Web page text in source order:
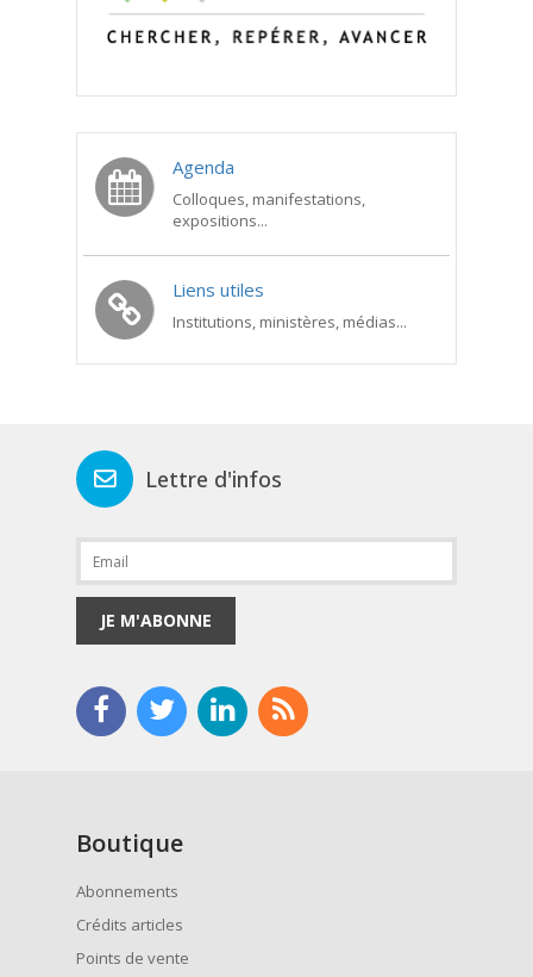
Agenda
Colloques, manifestations,
expositions...
Liens utiles
Institutions, ministères, médias...
Lettre d'infos
JE M'ABONNE
Boutique
Abonnements
Crédits articles
Points de vente